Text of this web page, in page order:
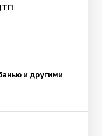
и другими